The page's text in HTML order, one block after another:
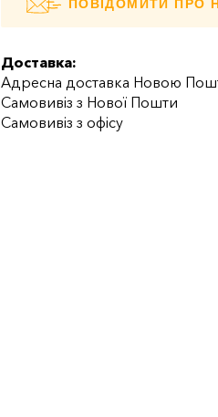
ПОВІДОМИТИ ПРО
Доставка:
Адресна доставка Новою
Самовивіз з Нової Пошти
Самовивіз з офісу